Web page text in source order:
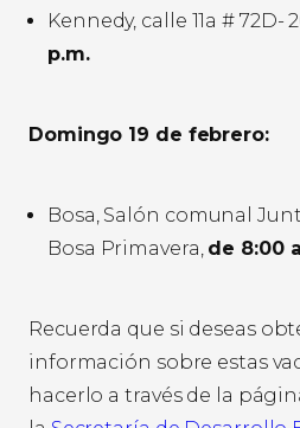
Kennedy, calle 11a # 72D-
p.m.
Domingo 19 de febrero:
Bosa, Salón comunal
Bosa Primavera, de 8:00
Recuerda que si deseas
información sobre estas
hacerlo a través de la